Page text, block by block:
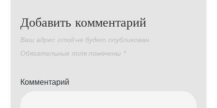
Добавить комментарий
Ваш адрес email не будет опубликован.
Обязательные поля помечены *
Комментарий